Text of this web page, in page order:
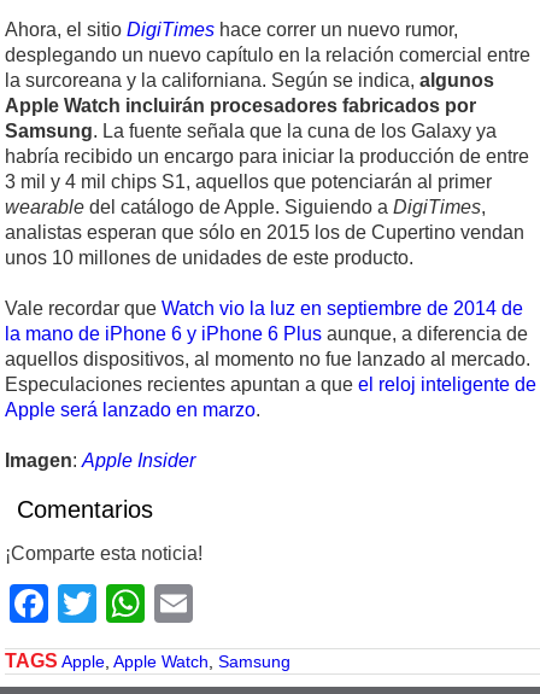
Ahora, el sitio DigiTimes hace correr un nuevo rumor,
desplegando un nuevo capítulo en la relación comercial entre
la surcoreana y la californiana. Según se indica, algunos
Apple Watch incluirán procesadores fabricados por
Samsung. La fuente señala que la cuna de los Galaxy ya
habría recibido un encargo para iniciar la producción de entre
3 mil y 4 mil chips S1, aquellos que potenciarán al primer
wearable del catálogo de Apple. Siguiendo a DigiTimes,
analistas esperan que sólo en 2015 los de Cupertino vendan
unos 10 millones de unidades de este producto.
Vale recordar que Watch vio la luz en septiembre de 2014 de
la mano de iPhone 6 y iPhone 6 Plus aunque, a diferencia de
aquellos dispositivos, al momento no fue lanzado al mercado.
Especulaciones recientes apuntan a que el reloj inteligente de
Apple será lanzado en marzo.
Imagen: Apple Insider
Comentarios
¡Comparte esta noticia!
Facebook
TwitterWhatsApp
TAGS Apple, Apple Watch, Samsung